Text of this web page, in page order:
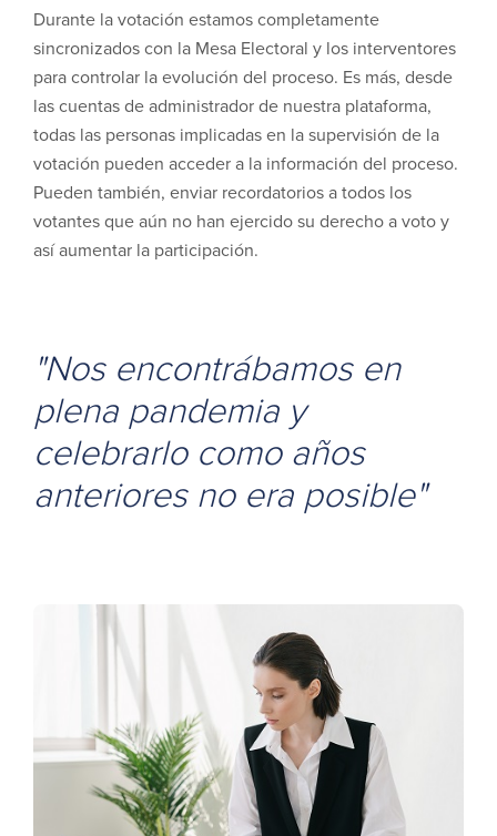
Durante la votación estamos completamente
sincronizados con la Mesa Electoral y los interventores
para controlar la evolución del proceso. Es más, desde
las cuentas de administrador de nuestra plataforma,
todas las personas implicadas en la supervisión de la
votación pueden acceder a la información del proceso.
Pueden también, enviar recordatorios a todos los
votantes que aún no han ejercido su derecho a voto y
así aumentar la participación.
"Nos encontrábamos en
plena pandemia y
celebrarlo como años
anteriores no era posible"